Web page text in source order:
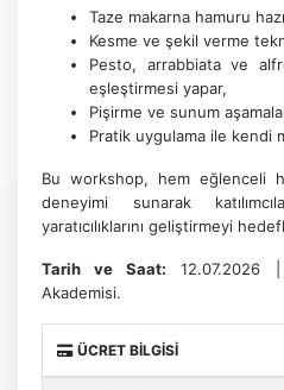
Taze makarna hamuru
Kesme ve şekil verme
Pesto, arrabbiata ve
eşleştirmesi yapar,
Pişirme ve sunum
Pratik uygulama ile kendi
Bu workshop, hem eğlenceli
deneyimi sunarak
yaratıcılıklarını geliştirmeyi
Tarih ve Saat: 12.07.2026
Akademisi.
ÜCRET BİLGİSİ